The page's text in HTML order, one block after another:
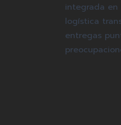
integrada en
logística
entregas